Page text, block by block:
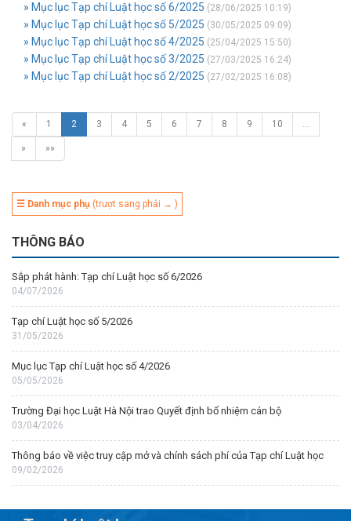
» Mục lục Tạp chí Luật học số 6/2025 (28/06/2025 10:19)
» Mục lục Tạp chí Luật học số 5/2025 (30/05/2025 09:09)
» Mục lục Tạp chí Luật học số 4/2025 (25/04/2025 15:50)
» Mục lục Tạp chí Luật học số 3/2025 (27/03/2025 16:24)
» Mục lục Tạp chí Luật học số 2/2025 (27/02/2025 16:08)
« 1 2 3 4 5 6 7 8 9 10 …
» »»
☰ Danh mục phụ (trượt sang phải → )
THÔNG BÁO
Sắp phát hành: Tạp chí Luật học số 6/2026
04/07/2026
Tạp chí Luật học số 5/2026
31/05/2026
Mục lục Tạp chí Luật học số 4/2026
05/05/2026
Trường Đại học Luật Hà Nội trao Quyết định bổ nhiệm cán bộ
03/04/2026
Thông báo về việc truy cập mở và chính sách phí của Tạp chí Luật học
09/02/2026